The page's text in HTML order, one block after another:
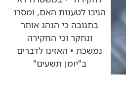
הגיבו לטענות האם, ומסרו
בתגובה כי הנהג אותר
ונחקר וכי החקירה
נמשכת • האזינו לדברים
ב"יומן תשעים"